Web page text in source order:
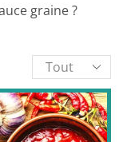
graine ?
Products
per
page